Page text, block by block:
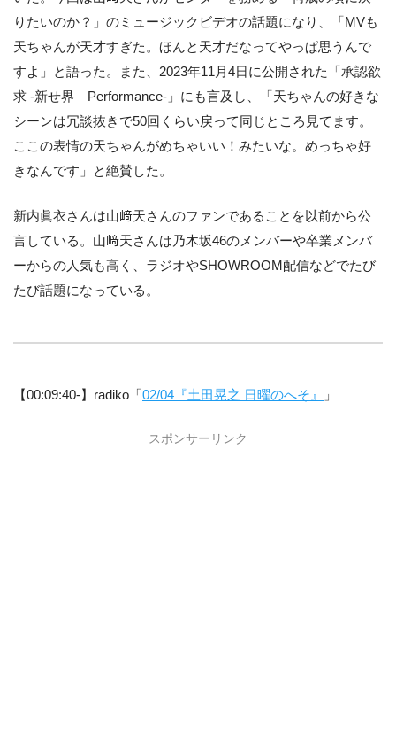
りたいのか？」のミュージックビデオの話題になり、「MVも
天ちゃんが天才すぎた。ほんと天才だなってやっぱ思うんで
すよ」と語った。また、2023年11月4日に公開された「承認欲
求 -新せ界 Performance-」にも言及し、「天ちゃんの好きな
シーンは冗談抜きで50回くらい戻って同じところ見てます。
ここの表情の天ちゃんがめちゃいい！みたいな。めっちゃ好
きなんです」と絶賛した。
新内眞衣さんは山﨑天さんのファンであることを以前から公
言している。山﨑天さんは乃木坂46のメンバーや卒業メンバ
ーからの人気も高く、ラジオやSHOWROOM配信などでたび
たび話題になっている。
【00:09:40-】radiko「 02/04『土田晃之 日曜のへそ』 」
スポンサーリンク